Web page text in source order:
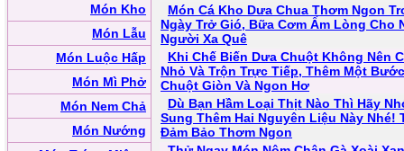
Món Kho
Món Lẫu
Món Luộc Hấp
Món Mì Phở
Món Nem Chả
Món Nướng
Món Cá Kho Dưa Chua Thơm Ngon
Ngày Trở Gió, Bữa Cơm Ấm Lòng Cho
Người Xa Quê
Khi Chế Biến Dưa Chuột Không Nên
Nhỏ Và Trộn Trực Tiếp, Thêm Một
Chuột Giòn Và Ngon Hơ
Dù Bạn Hầm Loại Thịt Nào Thì Hãy
Sung Thêm Hai Nguyên Liệu Này Nhé!
Đảm Bảo Thơm Ngon